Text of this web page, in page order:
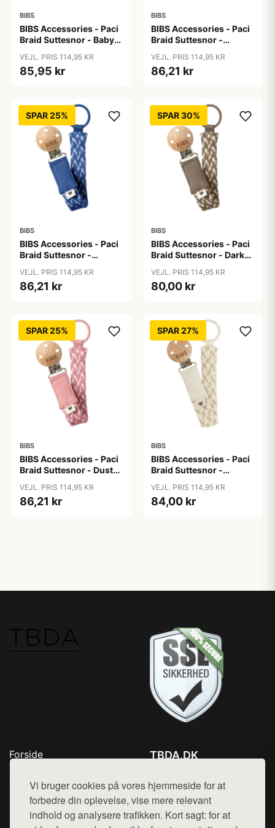
Vi bruger cookies på vores hjemmeside for at
forbedre din oplevelse, vise mere relevant
indhold og analysere trafikken. Kort sagt: for at
BIBS
BIBS Accessories - Paci
Braid Suttesnor - Baby
VEJL. PRIS 114,95 KR
85,95 kr
BIBS
BIBS Accessories - Paci
Braid Suttesnor -
VEJL. PRIS 114,95 KR
86,21 kr
SPAR 25%
BIBS
BIBS Accessories - Paci
Braid Suttesnor -
VEJL. PRIS 114,95 KR
86,21 kr
SPAR 30%
BIBS
BIBS Accessories - Paci
Braid Suttesnor - Dark
VEJL. PRIS 114,95 KR
80,00 kr
SPAR 25%
BIBS
BIBS Accessories - Paci
Braid Suttesnor - Dusty
VEJL. PRIS 114,95 KR
86,21 kr
SPAR 27%
BIBS
BIBS Accessories - Paci
Braid Suttesnor -
VEJL. PRIS 114,95 KR
84,00 kr
Forside
Top Rabatter
Kontakt
TBDA.DK
Mail: hej@want.dk
Cookie- og privatlivspolitik